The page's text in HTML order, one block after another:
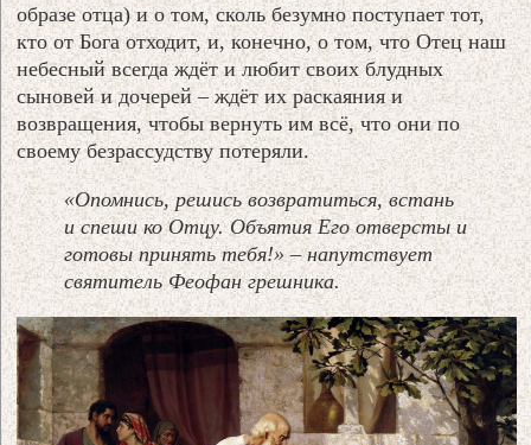
образе отца) и о том, сколь безумно поступает тот,
кто от Бога отходит, и, конечно, о том, что Отец наш
небесный всегда ждёт и любит своих блудных
сыновей и дочерей – ждёт их раскаяния и
возвращения, чтобы вернуть им всё, что они по
своему безрассудству потеряли.
«Опомнись, решись возвратиться, встань
и спеши ко Отцу. Объятия Его отверсты и
готовы принять тебя!» – напутствует
святитель Феофан грешника.